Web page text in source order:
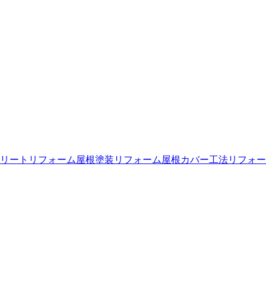
ートリフォーム屋根塗装リフォーム屋根カバー工法リフォー